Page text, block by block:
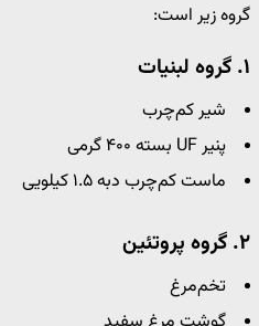
گروه زیر است:
۱. گروه لبنیات
شیر کم‌چرب
پنیر UF بسته ۴۰۰ گرمی
ماست کم‌چرب دبه ۱.۵ کیلویی
۲. گروه پروتئین
تخم‌مرغ